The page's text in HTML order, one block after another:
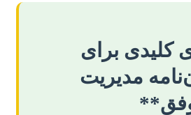
برای
مدیریت